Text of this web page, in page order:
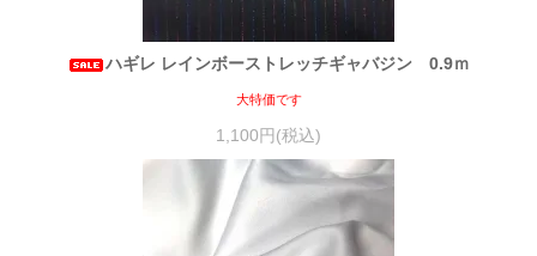
ハギレ レインボーストレッチギャバジン 0.9ｍ
大特価です
1,100円(税込)